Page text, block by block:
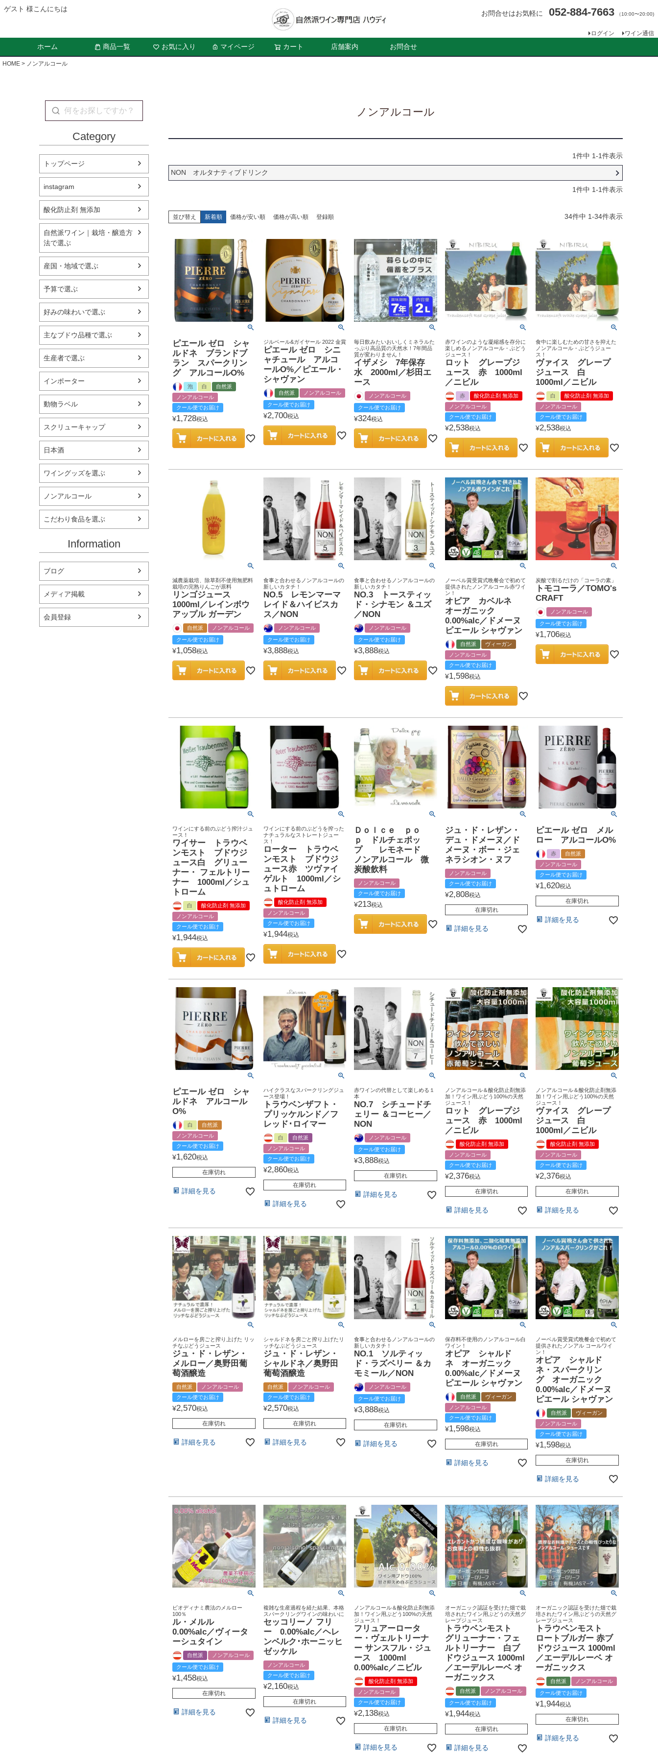
ゲスト 様こんにちは
お問合せはお気軽に 052-884-7663 （10:00〜20:00)
ログイン ワイン通信
ホーム 商品一覧 お気に入り マイページ カート 店舗案内 お問合せ
HOME ノンアルコール
Category
トップページ
instagram
酸化防止剤 無添加
自然派ワイン｜栽培・醸造方
法で選ぶ
産国・地域で選ぶ
予算で選ぶ
好みの味わいで選ぶ
主なブドウ品種で選ぶ
生産者で選ぶ
インポーター
動物ラベル
スクリューキャップ
日本酒
ワイングッズを選ぶ
ノンアルコール
こだわり食品を選ぶ
Information
ブログ
メディア掲載
会員登録
ノンアルコール
1件中 1-1件表示
NON オルタナティブドリンク
1件中 1-1件表示
並び替え 新着順 価格が安い順 価格が高い順 登録順 34件中 1-34件表示
ピエール ゼロ シャ
ルドネ ブランドブ
ラン スパークリン
グ アルコールO%
泡 白
自然派
ノンアルコール
クール便でお届け
¥1,728税込
ジルベール&ガイヤール 2022 金賞
ピエール ゼロ シニ
ャチュール アルコ
ールO%／ピエール・
シャヴァン
自然派
ノンアルコール
クール便でお届け
¥2,700税込
毎日飲みたいおいしくミネラルた
っぷり高品質の天然水！7年間品
質が変わりません！
イザメシ 7年保存
水 2000ml／杉田エ
ース
ノンアルコール
クール便でお届け
¥324税込
赤ワインのような凝縮感を存分に
楽しめるノンアルコール・ぶどう
ジュース！
ロット グレープジ
ュース 赤 1000ml
／ニビル
赤
酸化防止剤 無添加
ノンアルコール
クール便でお届け
¥2,538税込
食中に楽しむための甘さを抑えた
ノンアルコール・ぶどうジュー
ス！
ヴァイス グレープ
ジュース 白
1000ml／ニビル
白
酸化防止剤 無添加
ノンアルコール
クール便でお届け
¥2,538税込
減農薬栽培、除草剤不使用無肥料
栽培の完熟りんごが原料
リンゴジュース
1000ml／レインボウ
アップル ガーデン
自然派
ノンアルコール
クール便でお届け
¥1,058税込
食事と合わせるノンアルコールの
新しいカタチ！
NO.5 レモンマーマ
レイド＆ハイビスカ
ス／NON
ノンアルコール
クール便でお届け
¥3,888税込
食事と合わせるノンアルコールの
新しいカタチ！
NO.3 トースティッ
ド・シナモン ＆ユズ
／NON
ノンアルコール
クール便でお届け
¥3,888税込
ノーベル賞受賞式晩餐会で初めて
提供されたノンアルコール赤ワイ
ン！
オピア カベルネ
オーガニック
0.00%alc／ドメーヌ
ピエール シャヴァン
自然派
ヴィーガン
ノンアルコール
クール便でお届け
¥1,598税込
炭酸で割るだけの「コーラの素」
トモコーラ／TOMO's
CRAFT
ノンアルコール
クール便でお届け
¥1,706税込
ワインにする前のぶどう搾汁ジュ
ース！
ワイサー トラウベ
ンモスト ブドウジ
ュース白 グリュー
ナー・ フェルトリー
ナー 1000ml／シュ
トローム
白
酸化防止剤 無添加
ノンアルコール
クール便でお届け
¥1,944税込
ワインにする前のぶどうを搾った
ナチュラルなストレートジュー
ス！
ローター トラウベ
ンモスト ブドウジ
ュース赤 ツヴァイ
ゲルト 1000ml／シ
ュトローム
酸化防止剤 無添加
ノンアルコール
クール便でお届け
¥1,944税込
Ｄｏｌｃｅ ｐｏ
ｐ ドルチェポッ
プ レモネード
ノンアルコール 微
炭酸飲料
ノンアルコール
クール便でお届け
¥213税込
ジュ・ド・レザン・
デュ・ドメーヌ／ド
メーヌ・ボー・ジェ
ネラシオン・ヌフ
ノンアルコール
クール便でお届け
¥2,808税込
在庫切れ
詳細を見る
ピエール ゼロ メル
ロー アルコールO%
赤
自然派
ノンアルコール
クール便でお届け
¥1,620税込
在庫切れ
詳細を見る
ピエール ゼロ シャ
ルドネ アルコール
O%
白
自然派
ノンアルコール
クール便でお届け
¥1,620税込
在庫切れ
詳細を見る
ハイクラスなスパークリングジュ
ース登場！
トラウベンザフト・
プリッケルンド／フ
レッド･ロイマー
白
自然派
ノンアルコール
クール便でお届け
¥2,860税込
在庫切れ
詳細を見る
赤ワインの代替として楽しめる１
本
NO.7 シチュードチ
ェリー ＆コーヒー／
NON
ノンアルコール
クール便でお届け
¥3,888税込
在庫切れ
詳細を見る
ノンアルコール＆酸化防止剤無添
加！ワイン用ぶどう100%の天然
ジュース！
ロット グレープジ
ュース 赤 1000ml
／ニビル
酸化防止剤 無添加
ノンアルコール
クール便でお届け
¥2,376税込
在庫切れ
詳細を見る
ノンアルコール＆酸化防止剤無添
加！ワイン用ぶどう100%の天然
ジュース！
ヴァイス グレープ
ジュース 白
1000ml／ニビル
酸化防止剤 無添加
ノンアルコール
クール便でお届け
¥2,376税込
在庫切れ
詳細を見る
メルローを房ごと搾り上げた リッ
チなぶどうジュース
ジュ・ド・レザン・
メルロー／奥野田葡
萄酒醸造
自然派
ノンアルコール
クール便でお届け
¥2,570税込
在庫切れ
詳細を見る
シャルドネを房ごと搾り上げたリ
ッチなぶどうジュース
ジュ・ド・レザン・
シャルドネ／奥野田
葡萄酒醸造
自然派
ノンアルコール
クール便でお届け
¥2,570税込
在庫切れ
詳細を見る
食事と合わせるノンアルコールの
新しいカタチ！
NO.1 ソルティッ
ド・ラズベリー ＆カ
モミール／NON
ノンアルコール
クール便でお届け
¥3,888税込
在庫切れ
詳細を見る
保存料不使用のノンアルコール白
ワイン！
オピア シャルド
ネ オーガニック
0.00%alc／ドメーヌ
ピエール シャヴァン
自然派
ヴィーガン
ノンアルコール
クール便でお届け
¥1,598税込
在庫切れ
詳細を見る
ノーベル賞受賞式晩餐会で初めて
提供されたノンアル コールワイ
ン！
オピア シャルド
ネ・スパークリン
グ オーガニック
0.00%alc／ドメーヌ
ピエール シャヴァン
自然派
ヴィーガン
ノンアルコール
クール便でお届け
¥1,598税込
在庫切れ
詳細を見る
ビオディナミ農法のメルロー
100％
ル・メルル
0.00%alc／ヴィータ
ーシュタイン
自然派
ノンアルコール
クール便でお届け
¥1,458税込
在庫切れ
詳細を見る
複雑な生産過程を経た結果、本格
スパークリングワインの味わいに
セッコリーノ フリ
ー 0.00%alc／ヘレ
ンベルク･ホーニッヒ
ゼッケル
ノンアルコール
クール便でお届け
¥2,160税込
在庫切れ
詳細を見る
ノンアルコール＆酸化防止剤無添
加！ワイン用ぶどう100%の天然
ジュース！
フリュアーロータ
ー・ヴェルトリーナ
ー サンスフル・ジュ
ース 1000ml
0.00%alc／ニビル
酸化防止剤 無添加
ノンアルコール
クール便でお届け
¥2,138税込
在庫切れ
詳細を見る
オーガニック認証を受けた畑で栽
培されたワイン用ぶどうの天然グ
レープジュース
トラウベンモスト
グリューナー・フェ
ルトリーナー 白ブ
ドウジュース 1000ml
／エーデルレーベ オ
ーガニックス
自然派
ノンアルコール
クール便でお届け
¥1,944税込
在庫切れ
詳細を見る
オーガニック認証を受けた畑で栽
培されたワイン用ぶどうの天然グ
レープジュース
トラウベンモスト
ロートブルガー 赤ブ
ドウジュース 1000ml
／エーデルレーベ オ
ーガニックス
自然派
ノンアルコール
クール便でお届け
¥1,944税込
在庫切れ
詳細を見る